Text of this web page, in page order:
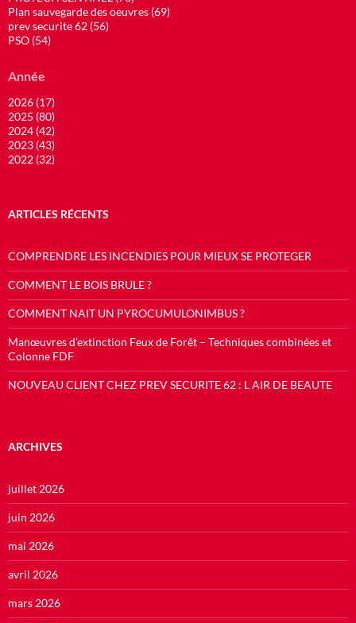
Plan sauvegarde des oeuvres (69)
prev securite 62 (56)
PSO (54)
Année
2026 (17)
2025 (80)
2024 (42)
2023 (43)
2022 (32)
ARTICLES RÉCENTS
COMPRENDRE LES INCENDIES POUR MIEUX SE PROTEGER
COMMENT LE BOIS BRULE ?
COMMENT NAIT UN PYROCUMULONIMBUS ?
Manœuvres d’extinction Feux de Forêt – Techniques combinées et
Colonne FDF
NOUVEAU CLIENT CHEZ PREV SECURITE 62 : L AIR DE BEAUTE
ARCHIVES
juillet 2026
juin 2026
mai 2026
avril 2026
mars 2026